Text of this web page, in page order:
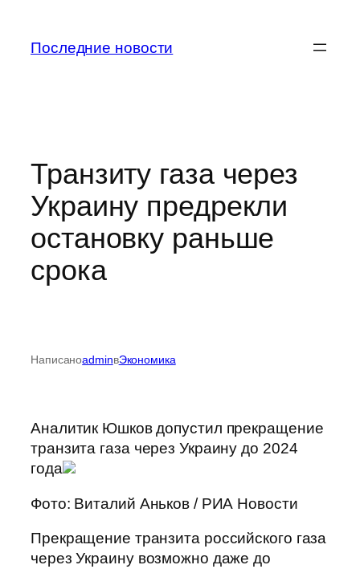
содержимому
Последние новости
Транзиту газа через
Украину предрекли
остановку раньше
срока
НаписаноadminвЭкономика
Аналитик Юшков допустил прекращение
транзита газа через Украину до 2024
года
Фото: Виталий Аньков / РИА Новости
Прекращение транзита российского газа
через Украину возможно даже до